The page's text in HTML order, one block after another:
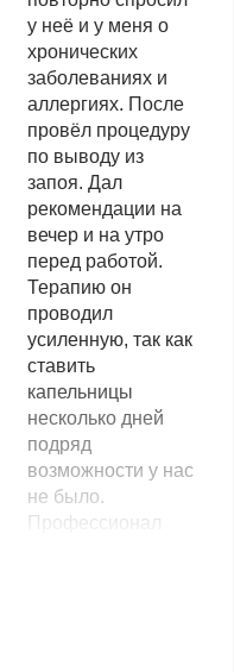
у неё и у меня о
хронических
заболеваниях и
аллергиях. После
провёл процедуру
по выводу из
запоя. Дал
рекомендации на
вечер и на утро
перед работой.
Терапию он
проводил
усиленную, так как
ставить
капельницы
несколько дней
подряд
возможности у нас
не было.
Профессионал